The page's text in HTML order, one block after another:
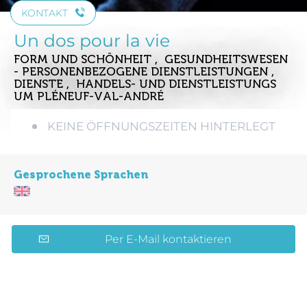
KONTAKT
Un dos pour la vie
FORM UND SCHÖNHEIT , GESUNDHEITSWESEN
- PERSONENBEZOGENE DIENSTLEISTUNGEN ,
DIENSTE , HANDELS- UND DIENSTLEISTUNGS
UM PLÉNEUF-VAL-ANDRÉ
KEINE ÖFFNUNGSZEITEN HINTERLEGT
Gesprochene Sprachen
Per E-Mail kontaktieren